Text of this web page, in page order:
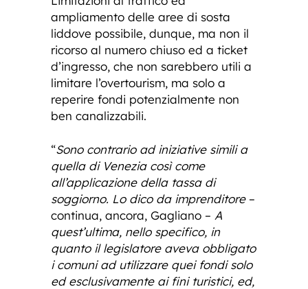
ampliamento delle aree di sosta
liddove possibile, dunque, ma non il
ricorso al numero chiuso ed a ticket
d’ingresso, che non sarebbero utili a
limitare l’overtourism, ma solo a
reperire fondi potenzialmente non
ben canalizzabili.
“Sono contrario ad iniziative simili a
quella di Venezia così come
all’applicazione della tassa di
soggiorno. Lo dico da imprenditore–
continua, ancora, Gagliano – A
quest’ultima, nello specifico, in
quanto il legislatore aveva obbligato
i comuni ad utilizzare quei fondi solo
ed esclusivamente ai fini turistici, ed,